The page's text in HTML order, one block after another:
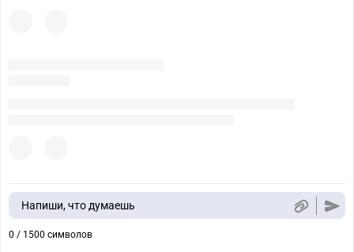
Напиши, что думаешь
0 / 1500 символов